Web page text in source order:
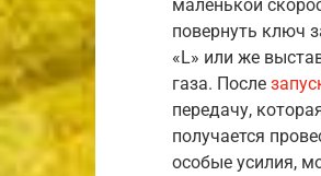
маленькой
повернуть ключ
«L» или же
газа. После
передачу,
получается
особые усилия,